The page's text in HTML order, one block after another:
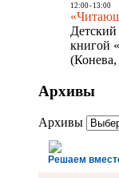
12:00- 13:00
Детский
книгой
Архивы
Архивы
Решаем